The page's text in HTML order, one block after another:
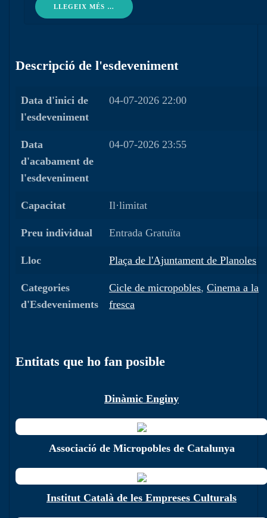
LLEGEIX MÉS …
Descripció de l'esdeveniment
Data d'inici de
l'esdeveniment
04-07-2026 22:00
Data
d'acabament de
l'esdeveniment
04-07-2026 23:55
Capacitat Il·limitat
Preu individual Entrada Gratuïta
Lloc Plaça de l'Ajuntament de Planoles
Categories
d'Esdeveniments
Cicle de micropobles, Cinema a la
fresca
Entitats que ho fan posible
Dinàmic Enginy
Associació de Micropobles de Catalunya
Institut Català de les Empreses Culturals